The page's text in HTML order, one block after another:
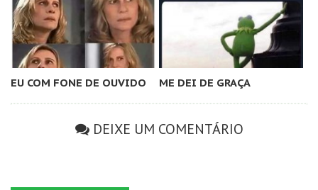
EU COM FONE DE OUVIDO ME DEI DE GRAÇA
DEIXE UM COMENTÁRIO